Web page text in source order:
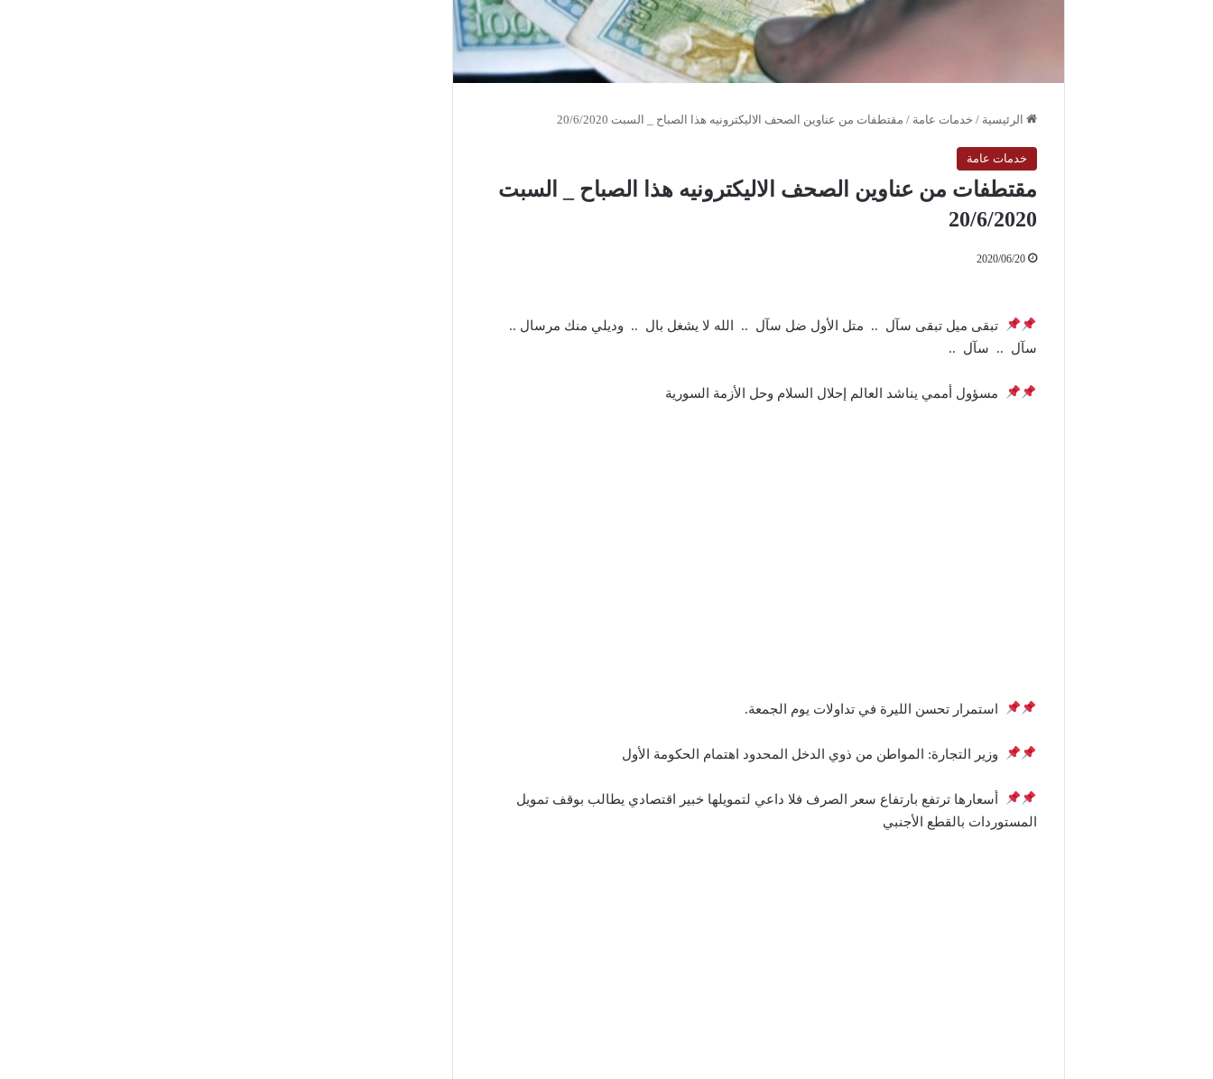
الرئيسية / خدمات عامة / مقتطفات من عناوين الصحف الاليكترونيه هذا الصباح _ السبت 20/6/2020
خدمات عامة
مقتطفات من عناوين الصحف الاليكترونيه هذا الصباح _ السبت
20/6/2020
2020/06/20
تبقى ميل تبقى سآل .. متل الأول ضل سآل .. الله لا يشغل بال .. وديلي منك مرسال ..
سآل .. سآل ..
مسؤول أممي يناشد العالم إحلال السلام وحل الأزمة السورية
استمرار تحسن الليرة في تداولات يوم الجمعة.
وزير التجارة: المواطن من ذوي الدخل المحدود اهتمام الحكومة الأول
أسعارها ترتفع بارتفاع سعر الصرف فلا داعي لتمويلها خبير اقتصادي يطالب بوقف تمويل
المستوردات بالقطع الأجنبي